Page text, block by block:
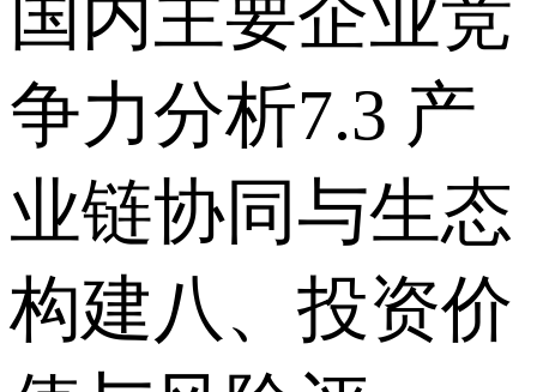
国内主要企业竞
争力分析 7.3 产
业链协同与生态
构建 八、投资价